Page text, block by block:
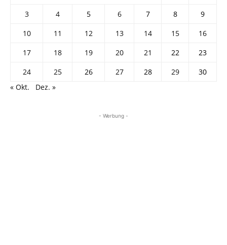
3
4 5 6 7 8
9
10
11 12 13 14 15
16
17
18 19 20 21 22
23
24
25 26 27 28 29
30
« Okt.
Dez. »
- Werbung -